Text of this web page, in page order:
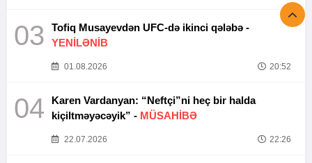
03
Tofiq Musayevdən UFC-də ikinci qələbə -
YENİLƏNİB
01.08.2026 20:52
04
Karen Vardanyan: “Neftçi”ni heç bir halda
kiçiltməyəcəyik” - MÜSAHİBƏ
22.07.2026 22:26